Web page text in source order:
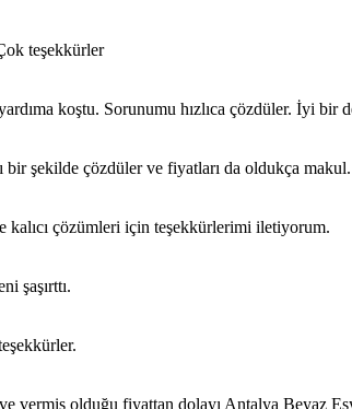
teşekkürler
koştu. Sorunumu hızlıca çözdüler. İyi bir
bir şekilde çözdüler ve fiyatları da oldukça
kalıcı çözümleri için teşekkürlerimi iletiyorum.
şaşırttı.
vermiş olduğu fiyattan dolayı Antalya Beyaz